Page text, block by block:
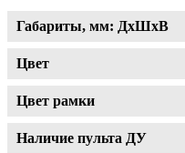
Габариты, мм: ДхШхВ
Цвет
Цвет рамки
Наличие пульта ДУ